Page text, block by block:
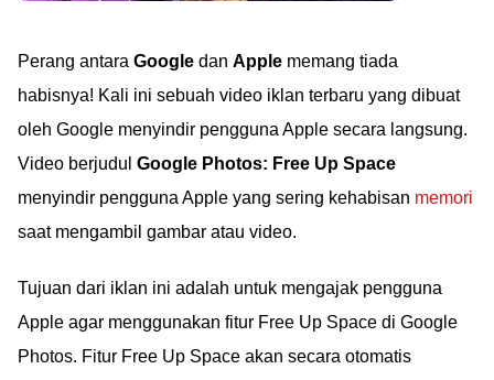
Perang antara Google dan Apple memang tiada
habisnya! Kali ini sebuah video iklan terbaru yang dibuat
oleh Google menyindir pengguna Apple secara langsung.
Video berjudul Google Photos: Free Up Space
menyindir pengguna Apple yang sering kehabisan memori
saat mengambil gambar atau video.
Tujuan dari iklan ini adalah untuk mengajak pengguna
Apple agar menggunakan fitur Free Up Space di Google
Photos. Fitur Free Up Space akan secara otomatis